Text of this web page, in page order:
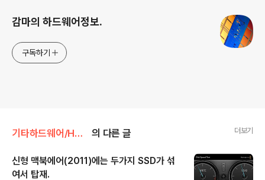
감마의 하드웨어정보.
구독하기
기타하드웨어/HDD / SSD 의 다른 글 더보기
신형 맥북에어(2011)에는 두가지 SSD가 섞
여서 탑재.